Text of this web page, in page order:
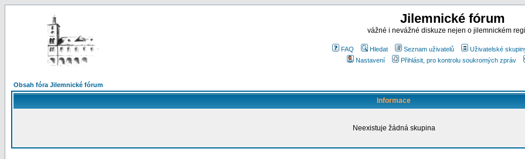
Jilemnické fórum
vážné i nevážné diskuze nejen o jilemnickém
FAQ Hledat Seznam uživatelů Uživatelské
Nastavení
Přihlásit, pro kontrolu soukromých zpráv
Obsah fóra Jilemnické fórum
Informace
Neexistuje žádná skupina